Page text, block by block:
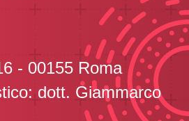
- 00155 Roma
dott. Giammarco